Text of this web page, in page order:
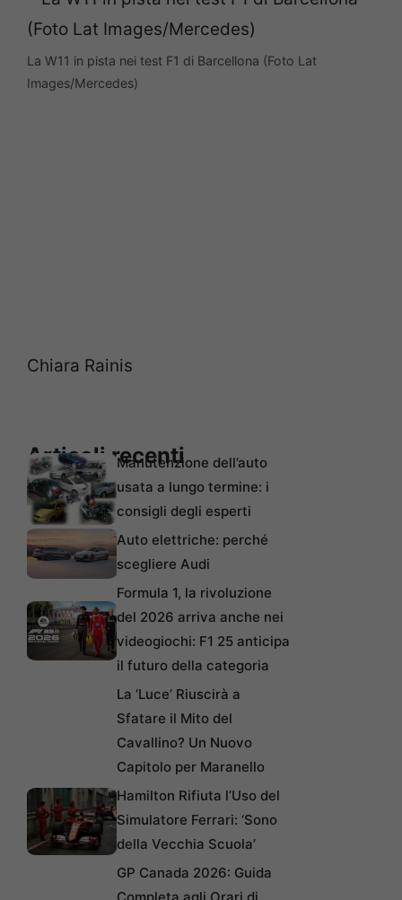
La W11 in pista nei test F1 di Barcellona (Foto Lat
Images/Mercedes)
Chiara Rainis
Articoli recentiManutenzione dell’auto
usata a lungo termine: i
consigli degli esperti
Auto elettriche: perché
scegliere Audi
Formula 1, la rivoluzione
del 2026 arriva anche nei
videogiochi: F1 25 anticipa
il futuro della categoria
La ‘Luce’ Riuscirà a
Sfatare il Mito del
Cavallino? Un Nuovo
Capitolo per Maranello
Hamilton Rifiuta l’Uso del
Simulatore Ferrari: ‘Sono
della Vecchia Scuola’
GP Canada 2026: Guida
Completa agli Orari di